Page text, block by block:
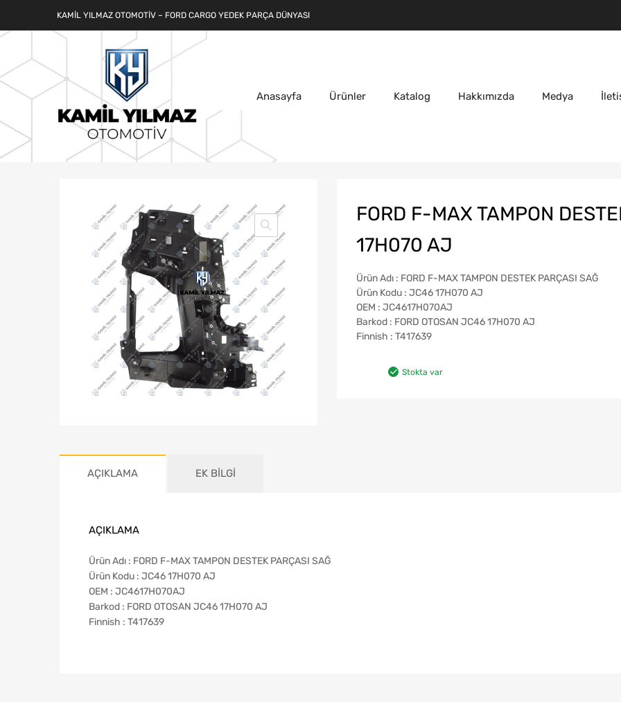
KAMIL YILMAZ OTOMOTIV – FORD CARGO YEDEK PARÇA DÜNYASI
Anasayfa Ürünler Katalog Hakkımızda Medya
FORD F-MAX TAMPON
17H070 AJ
Ürün Adı : FORD F-MAX TAMPON DESTEK PARÇASI SAĞ
Ürün Kodu : JC46 17H070 AJ
OEM : JC4617H070AJ
Barkod : FORD OTOSAN JC46 17H070 AJ
Finnish : T417639
Stokta var
AÇIKLAMA EK BILGI
AÇIKLAMA
Ürün Adı : FORD F-MAX TAMPON DESTEK PARÇASI SAĞ
Ürün Kodu : JC46 17H070 AJ
OEM : JC4617H070AJ
Barkod : FORD OTOSAN JC46 17H070 AJ
Finnish : T417639